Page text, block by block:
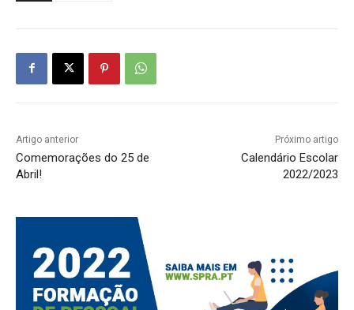
Artigo anterior
Comemorações do 25 de
Abril!
Próximo artigo
Calendário Escolar
2022/2023